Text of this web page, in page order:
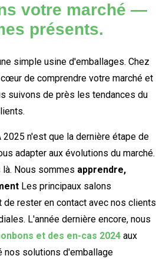
votre marché —
présents.
simple usine d'emballages. Chez
de comprendre votre marché et
suivons de près les tendances du
n'est que la dernière étape de
adapter aux évolutions du marché.
Nous sommes apprendre,
Les principaux salons
rester en contact avec nos clients
L'année dernière encore, nous
et des en-cas 2024 aux
nos solutions d'emballage